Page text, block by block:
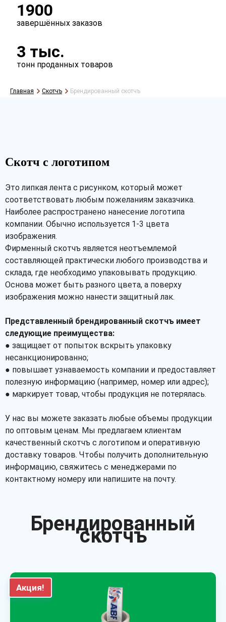
1900
завершённых заказов
3 тыс.
тонн проданных товаров
Главная Скотчъ Брендированный скотчъ
Скотч с логотипом
Это липкая лента с рисунком, который может
соответствовать любым пожеланиям заказчика.
Наиболее распространено нанесение логотипа
компании. Обычно используется 1-3 цвета
изображения.
Фирменный скотчъ является неотъемлемой
составляющей практически любого производства и
склада, где необходимо упаковывать продукцию.
Основа может быть разного цвета, а поверху
изображения можно нанести защитный лак.
Представленный брендированный скотчъ имеет
следующие преимущества:
● защищает от попыток вскрыть упаковку
несанкционированно;
● повышает узнаваемость компании и предоставляет
полезную информацию (например, номер или адрес);
● маркирует товар, чтобы продукция не потерялась.
У нас вы можете заказать любые объемы продукции
по оптовым ценам. Мы предлагаем клиентам
качественный скотчъ с логотипом и оперативную
доставку товаров. Чтобы получить дополнительную
информацию, свяжитесь с менеджерами по
контактному номеру или напишите на почту.
Брендированный
скотчъ
Акция!